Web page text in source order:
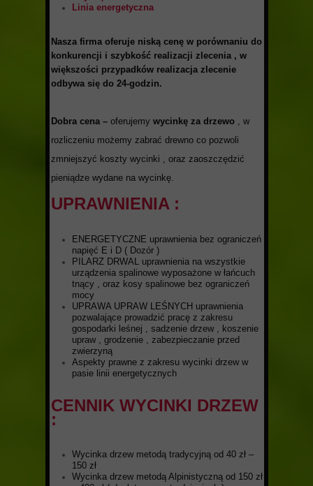
Linia energetyczna
Nasza firma oferuje niską cenę w porównaniu do
konkurencji i szybkość realizacji zlecenia , w
większości przypadków realizacja zlecenie
odbywa się do 24-godzin.
Dobra cena – oferujemy wycinkę za drzewo , w
rozliczeniu możemy zabrać drewno co pozwoli
zmniejszyć koszty wycinki , oraz zaoszczędzić
pieniądze wydane na wycinkę.
UPRAWNIENIA :
ENERGETYCZNE uprawnienia bez ograniczeń
napięć E i D ( Dozór )
PILARZ DRWAL uprawnienia na wszystkie
urządzenia spalinowe wyposażone w łańcuch
tnący , oraz kosy spalinowe bez ograniczeń
mocy
UPRAWA UPRAW LEŚNYCH uprawnienia
pozwalające prowadzić pracę z zakresu
gospodarki leśnej , sadzenie drzew , koszenie
upraw , grodzenie , zabezpieczanie przed
zwierzyną
Aspekty prawne z zakresu wycinki drzew w
pasie linii energetycznych
CENNIK WYCINKI DRZEW
:
Wycinka drzew metodą tradycyjną od 40 zł –
150 zł
Wycinka drzew metodą Alpinistyczną od 150 zł